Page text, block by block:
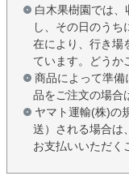
白木果樹園では
し、その日のうち
在により、行き場
ています。どうか
商品によって準備
品をご注文の場合
ヤマト運輸(株)の
送）される場合は
お支払いいただく